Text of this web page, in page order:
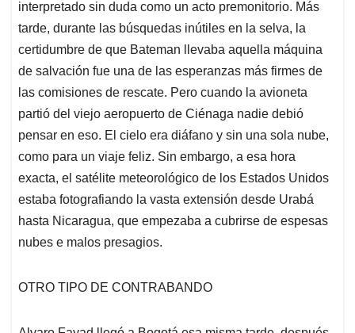
interpretado sin duda como un acto premonitorio. Más
tarde, durante las búsquedas inútiles en la selva, la
certidumbre de que Bateman llevaba aquella máquina
de salvación fue una de las esperanzas más firmes de
las comisiones de rescate. Pero cuando la avioneta
partió del viejo aeropuerto de Ciénaga nadie debió
pensar en eso. El cielo era diáfano y sin una sola nube,
como para un viaje feliz. Sin embargo, a esa hora
exacta, el satélite meteorológico de los Estados Unidos
estaba fotografiando la vasta extensión desde Urabá
hasta Nicaragua, que empezaba a cubrirse de espesas
nubes e malos presagios.
OTRO TIPO DE CONTRABANDO